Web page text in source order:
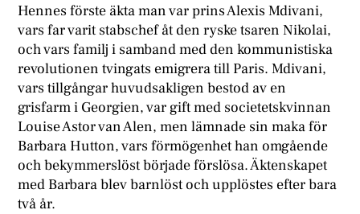
Hennes förste äkta man var prins Alexis Mdivani,
vars far varit stabschef åt den ryske tsaren Nikolai,
och vars familj i samband med den kommunistiska
revolutionen tvingats emigrera till Paris. Mdivani,
vars tillgångar huvudsakligen bestod av en
grisfarm i Georgien, var gift med societetskvinnan
Louise Astor van Alen, men lämnade sin maka för
Barbara Hutton, vars förmögenhet han omgående
och bekymmerslöst började förslösa. Äktenskapet
med Barbara blev barnlöst och upplöstes efter bara
två år.